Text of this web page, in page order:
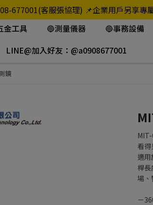
677001(客服張協理) 📌企業用戶另享
金工具 🔵測量儀器 🔵事務設備
LINE@加入好友：@a0908677001
鏡
看
適
桿
場、
－